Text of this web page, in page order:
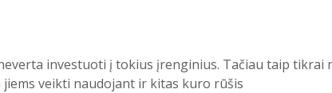
investuoti į tokius įrenginius. Tačiau taip tikrai
veikti naudojant ir kitas kuro rūšis